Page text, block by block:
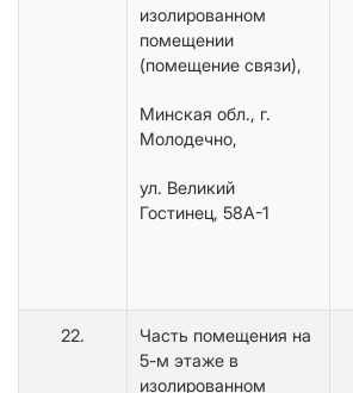
изолированном
помещении
(помещение связи),
Минская обл., г.
Молодечно,
ул. Великий
Гостинец, 58А-1
22.
Часть помещения на
5-м этаже в
изолированном